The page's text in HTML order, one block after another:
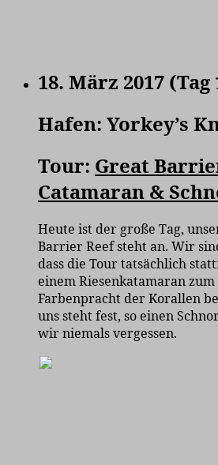
18. März 2017 (Tag
Hafen: Yorkey’s
Tour: Great
Catamaran &
Heute ist der große Tag,
Barrier Reef steht an. Wir
dass die Tour tatsächlich
einem Riesenkatamaran
Farbenpracht der Korallen
uns steht fest, so einen
wir niemals vergessen.